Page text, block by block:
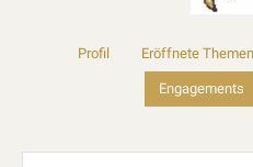
Profil Eröffnete Themen
Engagements